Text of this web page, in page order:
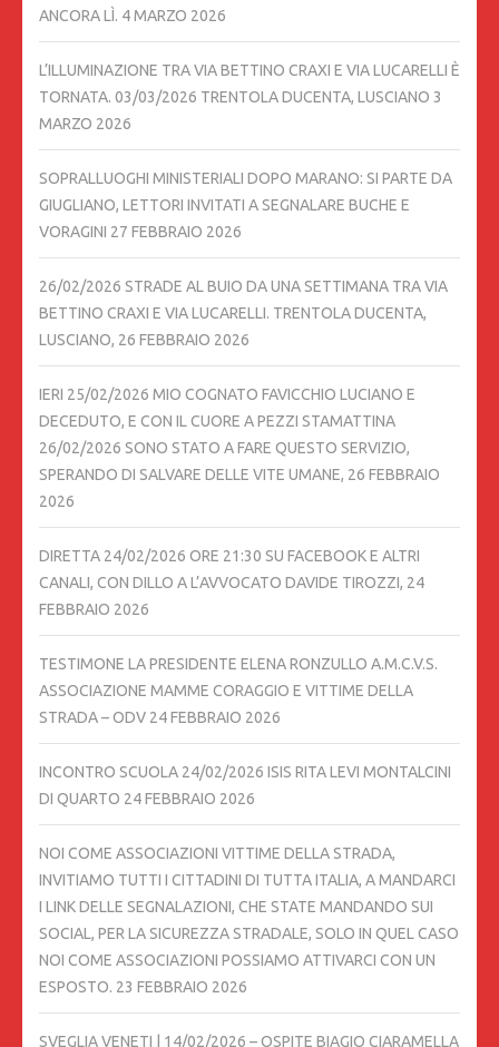
ANCORA LÌ. 4 MARZO 2026
L’ILLUMINAZIONE TRA VIA BETTINO CRAXI E VIA LUCARELLI È
TORNATA. 03/03/2026 TRENTOLA DUCENTA, LUSCIANO 3
MARZO 2026
SOPRALLUOGHI MINISTERIALI DOPO MARANO: SI PARTE DA
GIUGLIANO, LETTORI INVITATI A SEGNALARE BUCHE E
VORAGINI 27 FEBBRAIO 2026
26/02/2026 STRADE AL BUIO DA UNA SETTIMANA TRA VIA
BETTINO CRAXI E VIA LUCARELLI. TRENTOLA DUCENTA,
LUSCIANO, 26 FEBBRAIO 2026
IERI 25/02/2026 MIO COGNATO FAVICCHIO LUCIANO E
DECEDUTO, E CON IL CUORE A PEZZI STAMATTINA
26/02/2026 SONO STATO A FARE QUESTO SERVIZIO,
SPERANDO DI SALVARE DELLE VITE UMANE, 26 FEBBRAIO
2026
DIRETTA 24/02/2026 ORE 21:30 SU FACEBOOK E ALTRI
CANALI, CON DILLO A L’AVVOCATO DAVIDE TIROZZI, 24
FEBBRAIO 2026
TESTIMONE LA PRESIDENTE ELENA RONZULLO A.M.C.V.S.
ASSOCIAZIONE MAMME CORAGGIO E VITTIME DELLA
STRADA – ODV 24 FEBBRAIO 2026
INCONTRO SCUOLA 24/02/2026 ISIS RITA LEVI MONTALCINI
DI QUARTO 24 FEBBRAIO 2026
NOI COME ASSOCIAZIONI VITTIME DELLA STRADA,
INVITIAMO TUTTI I CITTADINI DI TUTTA ITALIA, A MANDARCI
I LINK DELLE SEGNALAZIONI, CHE STATE MANDANDO SUI
SOCIAL, PER LA SICUREZZA STRADALE, SOLO IN QUEL CASO
NOI COME ASSOCIAZIONI POSSIAMO ATTIVARCI CON UN
ESPOSTO. 23 FEBBRAIO 2026
SVEGLIA VENETI | 14/02/2026 – OSPITE BIAGIO CIARAMELLA